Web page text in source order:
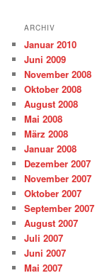
ARCHIV
Januar 2010
Juni 2009
November 2008
Oktober 2008
August 2008
Mai 2008
März 2008
Januar 2008
Dezember 2007
November 2007
Oktober 2007
September 2007
August 2007
Juli 2007
Juni 2007
Mai 2007